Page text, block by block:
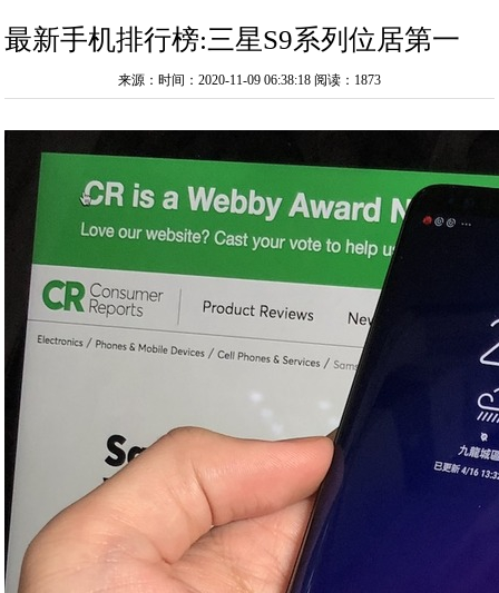
最新手机排行榜:三星S9系列位居第一
来源：时间：2020-11-09 06:38:18 阅读：1873